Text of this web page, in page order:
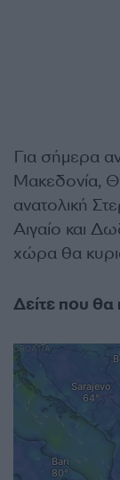
Για σήμερα
Μακεδονία,
ανατολική
Αιγαίο και
χώρα θα
Δείτε που θα